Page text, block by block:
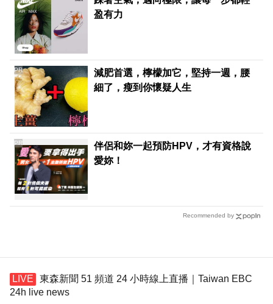
盈有力
減肥首選，檸檬加它，堅持一週，腰
細了，瘦到你懷疑人生
PR
伴侶和妳一起預防HPV，才有資格說
愛妳！
PR
Recommended by
東森新聞 51 頻道 24 小時線上直播｜Taiwan EBC
24h live news